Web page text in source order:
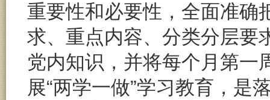
重要性和必要性，全面准确
求、重点内容、分类分层要
党内知识，并将每个月第一
展“两学一做”学习教育，是